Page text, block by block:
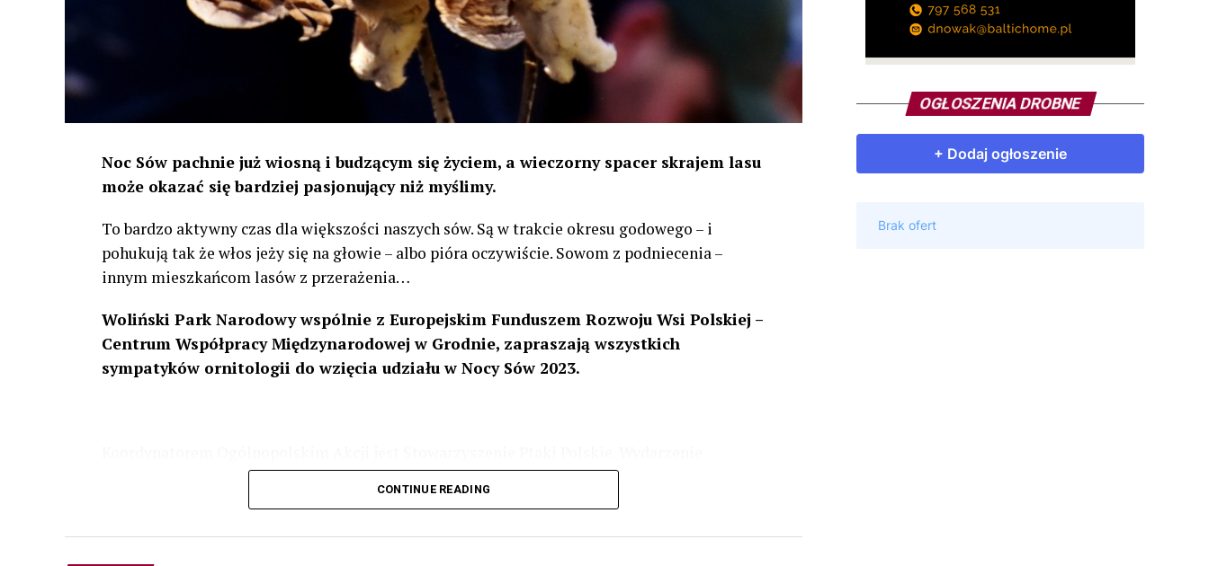
Noc Sów pachnie już wiosną i budzącym się życiem, a wieczorny spacer skrajem lasu
może okazać się bardziej pasjonujący niż myślimy.
To bardzo aktywny czas dla większości naszych sów. Są w trakcie okresu godowego – i
pohukują tak że włos jeży się na głowie – albo pióra oczywiście. Sowom z podniecenia –
innym mieszkańcom lasów z przerażenia…
Woliński Park Narodowy wspólnie z Europejskim Funduszem Rozwoju Wsi Polskiej –
Centrum Współpracy Międzynarodowej w Grodnie, zapraszają wszystkich
sympatyków ornitologii do wzięcia udziału w Nocy Sów 2023.
odbędzie się w dniach24 i 25 lutego 2023 r. wg harmonogramu przedstawionego na
CONTINUE READING
OGŁOSZENIA DROBNE